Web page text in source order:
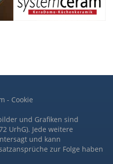
- Cookie
und Grafiken sind
UrhG). Jede weitere
und kann
zur Folge haben